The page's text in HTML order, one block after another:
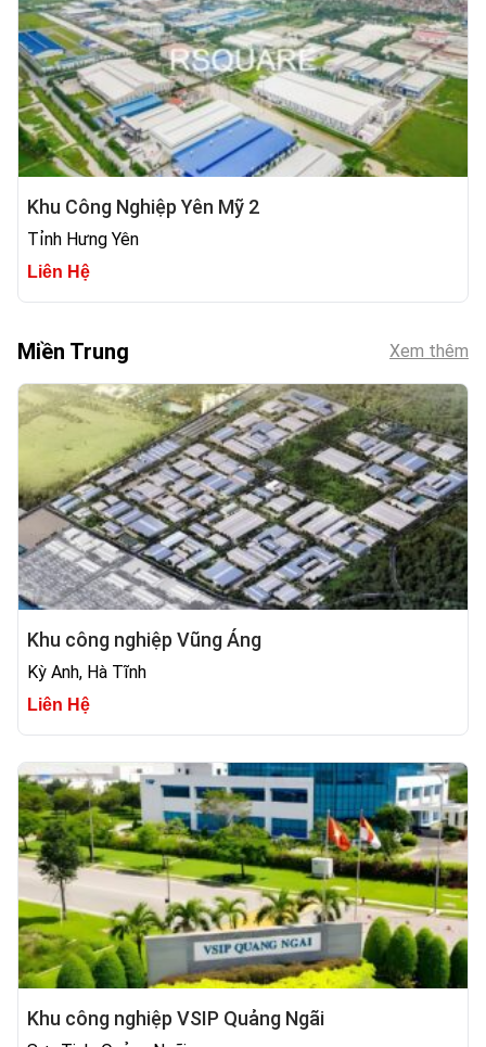
Khu Công Nghiệp Yên Mỹ 2
Tỉnh Hưng Yên
Liên Hệ
Miền Trung Xem thêm
Khu công nghiệp Vũng Áng
Kỳ Anh, Hà Tĩnh
Liên Hệ
Khu công nghiệp VSIP Quảng Ngãi